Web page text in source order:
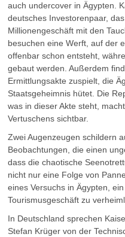
auch undercover in Ägypten.
deutsches Investorenpaar,
Millionengeschäft mit den
besuchen eine Werft, auf der
offenbar schon entsteht,
gebaut werden. Außerdem
Ermittlungsakte zuspielt, die
Staatsgeheimnis hütet. Die
was in dieser Akte steht,
Vertuschens sichtbar.
Zwei Augenzeugen schildern
Beobachtungen, die einen
dass die chaotische
nicht nur eine Folge von
eines Versuchs in Ägypten,
Tourismusgeschäft zu
In Deutschland sprechen
Stefan Krüger von der